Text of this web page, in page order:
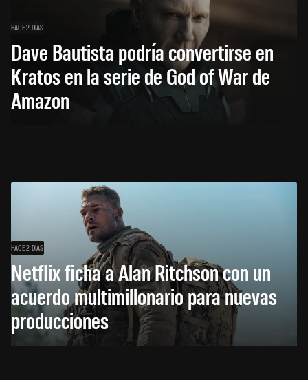
HACE 2 DÍAS
Dave Bautista podría convertirse en
Kratos en la serie de God of War de
Amazon
HACE 2 DÍAS
Netflix ficha a Alan Ritchson con un
acuerdo multimillonario para nuevas
producciones